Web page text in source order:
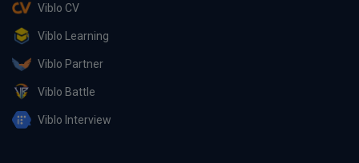
Viblo CV
Viblo Learning
Viblo Partner
Viblo Battle
Viblo Interview